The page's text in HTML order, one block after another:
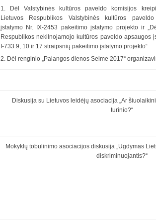
1. Dėl Valstybinės kultūros paveldo komisijos
Lietuvos Respublikos Valstybinės kultūros
įstatymo Nr. IX-2453 pakeitimo įstatymo projekto ir
Respublikos nekilnojamojo kultūros paveldo apsaugos
I-733 9, 10 ir 17 straipsnių pakeitimo įstatymo projekto“
2. Dėl renginio „Palangos dienos Seime 2017“
Diskusija su Lietuvos leidėjų asociacija „Ar
turinio?“
Mokyklų tobulinimo asociacijos diskusija „Ugdymas
diskriminuojantis?“